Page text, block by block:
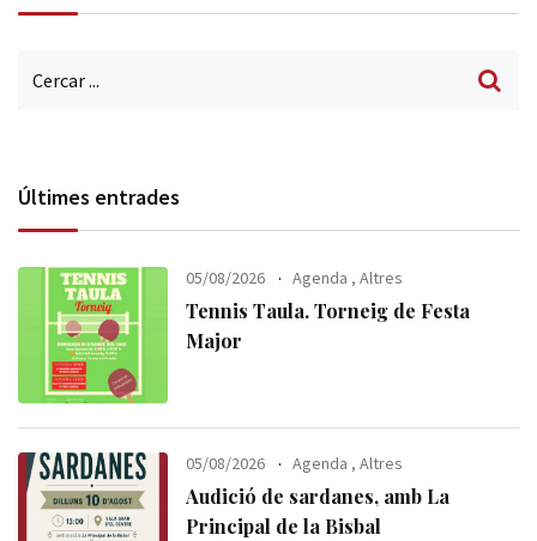
Últimes entrades
05/08/2026 Agenda ,Altres
Tennis Taula. Torneig de Festa
Major
05/08/2026 Agenda ,Altres
Audició de sardanes, amb La
Principal de la Bisbal